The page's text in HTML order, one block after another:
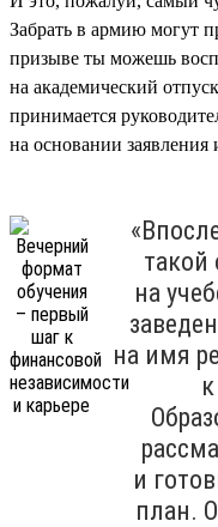
Забрать в армию могут
призыве ты можешь
на академический
принимается
на основании заявления
такой
на
на имя
и
план.